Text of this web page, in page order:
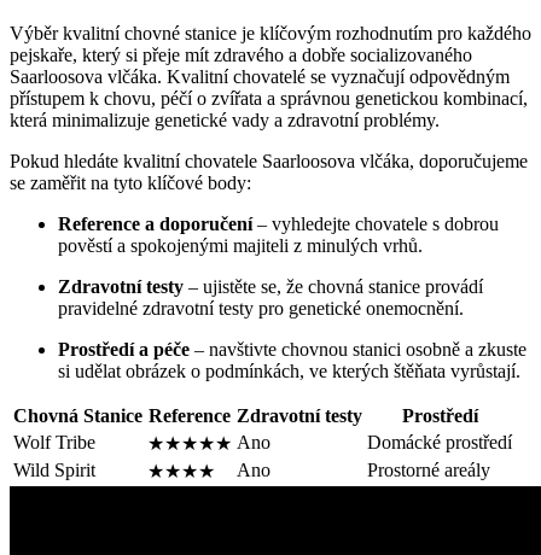
Výběr kvalitní chovné stanice je klíčovým rozhodnutím pro každého
pejskaře, který si přeje mít zdravého a dobře socializovaného
Saarloosova vlčáka. Kvalitní chovatelé se vyznačují odpovědným
přístupem k chovu, péčí o zvířata a správnou genetickou kombinací,
která minimalizuje genetické vady a zdravotní problémy.
Pokud hledáte kvalitní chovatele Saarloosova vlčáka, doporučujeme
se zaměřit na tyto klíčové body:
Reference a doporučení– vyhledejte chovatele s dobrou
pověstí a spokojenými majiteli z minulých vrhů.
Zdravotní testy – ujistěte se, že chovná stanice provádí
pravidelné zdravotní testy pro genetické onemocnění.
Prostředí a péče – navštivte chovnou stanici osobně a zkuste
si udělat obrázek o podmínkách, ve kterých štěňata vyrůstají.
Chovná Stanice Reference Zdravotní testy
Prostředí
Wolf Tribe
★★★★★ Ano
Domácké prostředí
Wild Spirit
★★★★ Ano Prostorné areály